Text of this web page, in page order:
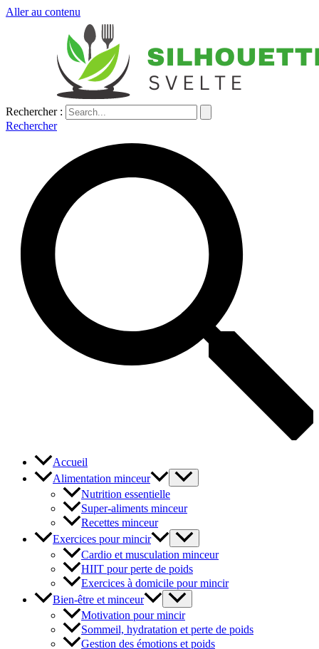
Aller au contenu
Rechercher :
Rechercher
Accueil
Alimentation minceur
Nutrition essentielle
Super-aliments minceur
Recettes minceur
Exercices pour mincir
Cardio et musculation minceur
HIIT pour perte de poids
Exercices à domicile pour mincir
Bien-être et minceur
Motivation pour mincir
Sommeil, hydratation et perte de poids
Gestion des émotions et poids